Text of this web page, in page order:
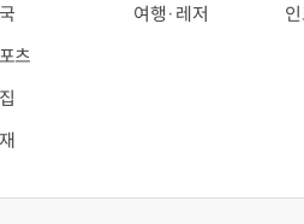
츠
여행·레저